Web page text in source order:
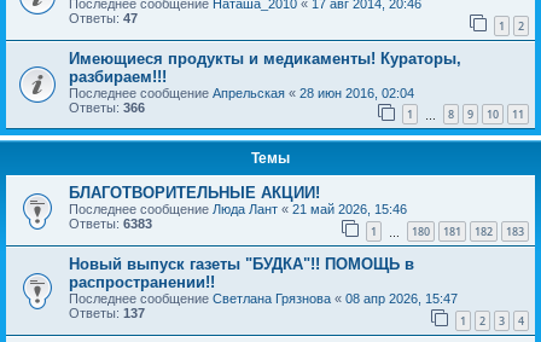
Последнее сообщение Наташа_2010 « 17 авг 2014, 20:46
Ответы: 47 1 2
Имеющиеся продукты и медикаменты! Кураторы,
разбираем!!!
Последнее сообщение Апрельская « 28 июн 2016, 02:04
Ответы: 366 1 8 9 10 11
Темы
БЛАГОТВОРИТЕЛЬНЫЕ АКЦИИ!
Последнее сообщение Люда Лант « 21 май 2026, 15:46
Ответы: 6383 1 180 181 182 183
Новый выпуск газеты "БУДКА"!! ПОМОЩЬ в
распространении!!
Последнее сообщение Светлана Грязнова « 08 апр 2026, 15:47
Ответы: 137 1 2 3 4